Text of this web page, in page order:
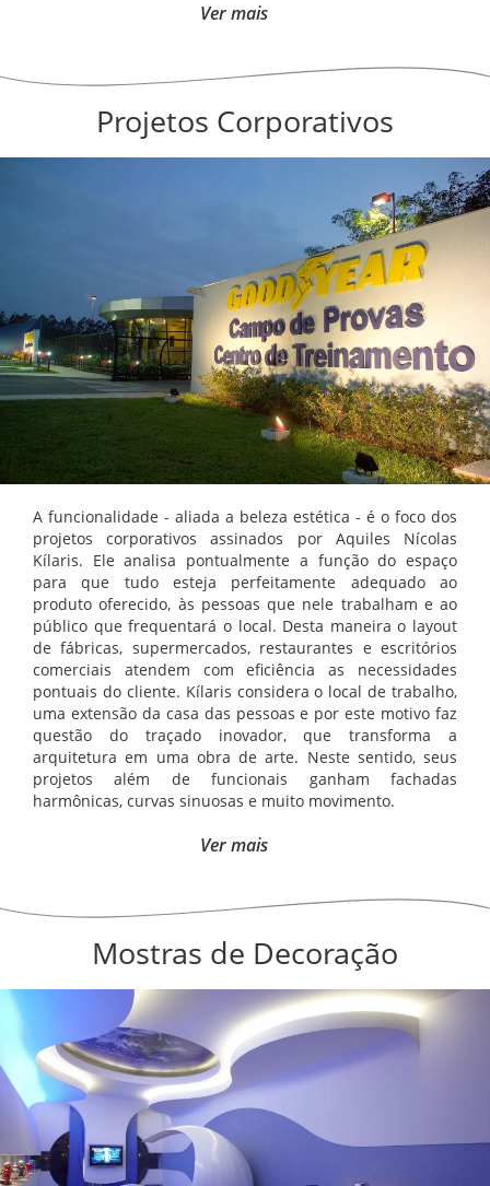
Ver mais
Projetos Corporativos
A funcionalidade - aliada a beleza estética - é o foco dos
projetos corporativos assinados por Aquiles Nícolas
Kílaris. Ele analisa pontualmente a função do espaço
para que tudo esteja perfeitamente adequado ao
produto oferecido, às pessoas que nele trabalham e ao
público que frequentará o local. Desta maneira o layout
de fábricas, supermercados, restaurantes e escritórios
comerciais atendem com eficiência as necessidades
pontuais do cliente. Kílaris considera o local de trabalho,
uma extensão da casa das pessoas e por este motivo faz
questão do traçado inovador, que transforma a
arquitetura em uma obra de arte. Neste sentido, seus
projetos além de funcionais ganham fachadas
harmônicas, curvas sinuosas e muito movimento.
Ver mais
Mostras de Decoração